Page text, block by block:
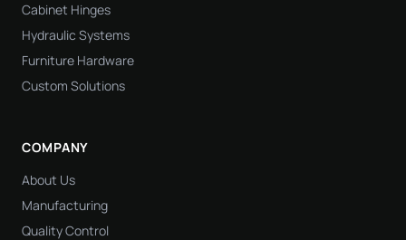
Cabinet Hinges
Hydraulic Systems
Furniture Hardware
Custom Solutions
COMPANY
About Us
Manufacturing
Quality Control